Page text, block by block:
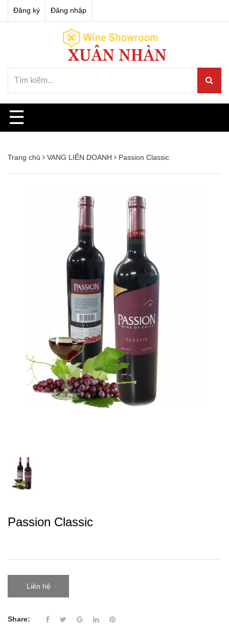
Đăng ký Đăng nhập
☰
Trang chủ VANG LIÊN DOANH Passion Classic
Passion Classic
Liên hệ
Share: